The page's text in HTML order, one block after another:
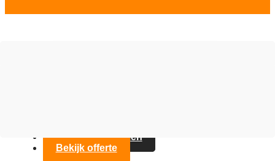
Contact opnemen
Bekijk offerte